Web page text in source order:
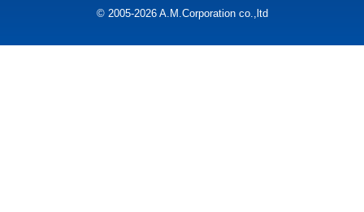
© 2005-2026 A.M.Corporation co.,ltd